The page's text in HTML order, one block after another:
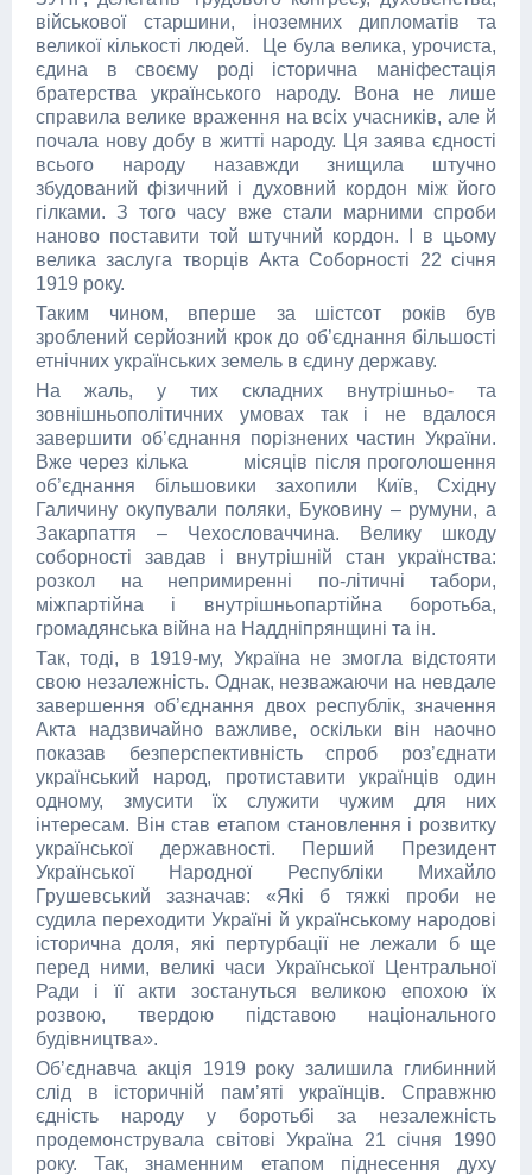
військової старшини, іноземних дипломатів та
великої кількості людей. Це була велика, урочиста,
єдина в своєму роді історична маніфестація
братерства українського народу. Вона не лише
справила велике враження на всіх учасників, але й
почала нову добу в житті народу. Ця заява єдності
всього народу назавжди знищила штучно
збудований фізичний і духовний кордон між його
гілками. З того часу вже стали марними спроби
наново поставити той штучний кордон. І в цьому
велика заслуга творців Акта Соборності 22 січня
1919 року.
Таким чином, вперше за шістсот років був
зроблений серйозний крок до об’єднання більшості
етнічних українських земель в єдину державу.
На жаль, у тих складних внутрішньо- та
зовнішньополітичних умовах так і не вдалося
завершити об’єднання порізнених частин України.
Вже через кілька місяців після проголошення
об’єднання більшовики захопили Київ, Східну
Галичину окупували поляки, Буковину – румуни, а
Закарпаття – Чехословаччина. Велику шкоду
соборності завдав і внутрішній стан українства:
розкол на непримиренні по-літичні табори,
міжпартійна і внутрішньопартійна боротьба,
громадян­ська війна на Наддніпрянщині та ін.
Так, тоді, в 1919-му, Україна не змогла відстояти
свою незалежність. Однак, незважаючи на невдале
завершення об’єднання двох республік, значення
Акта надзвичайно важливе, оскільки він наочно
показав безперспективність спроб роз’єднати
український народ, протиставити українців один
одному, змусити їх служити чужим для них
інтересам. Він став етапом становлення і розвитку
української державності. Перший Президент
Української Народної Республіки Михайло
Грушевський зазначав: «Які б тяжкі проби не
судила переходити Україні й українському народові
історична доля, які пертурбації не лежали б ще
перед ними, великі часи Української Центральної
Ради і її акти зостануться великою епохою їх
розвою, твердою підставою національного
будівництва».
Об’єднавча акція 1919 року залишила глибинний
слід в історичній пам’яті українців. Справжню
єдність народу у боротьбі за незалежність
продемонструвала світові Україна 21 січня 1990
року. Так, знаменним етапом піднесення духу